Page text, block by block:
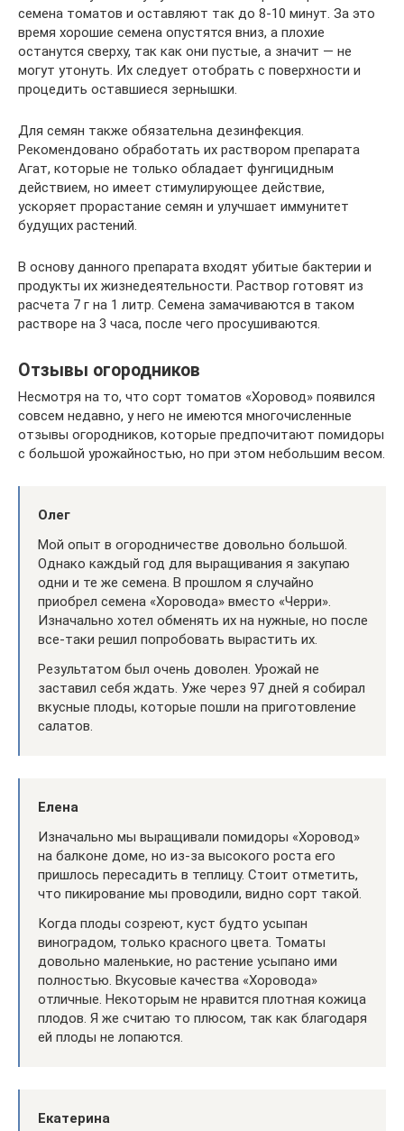
семена томатов и оставляют так до 8-10 минут. За это
время хорошие семена опустятся вниз, а плохие
останутся сверху, так как они пустые, а значит — не
могут утонуть. Их следует отобрать с поверхности и
процедить оставшиеся зернышки.
Для семян также обязательна дезинфекция.
Рекомендовано обработать их раствором препарата
Агат, которые не только обладает фунгицидным
действием, но имеет стимулирующее действие,
ускоряет прорастание семян и улучшает иммунитет
будущих растений.
В основу данного препарата входят убитые бактерии и
продукты их жизнедеятельности. Раствор готовят из
расчета 7 г на 1 литр. Семена замачиваются в таком
растворе на 3 часа, после чего просушиваются.
Отзывы огородников
Несмотря на то, что сорт томатов «Хоровод» появился
совсем недавно, у него не имеются многочисленные
отзывы огородников, которые предпочитают помидоры
с большой урожайностью, но при этом небольшим весом.
Олег
Мой опыт в огородничестве довольно большой.
Однако каждый год для выращивания я закупаю
одни и те же семена. В прошлом я случайно
приобрел семена «Хоровода» вместо «Черри».
Изначально хотел обменять их на нужные, но после
все-таки решил попробовать вырастить их.
Результатом был очень доволен. Урожай не
заставил себя ждать. Уже через 97 дней я собирал
вкусные плоды, которые пошли на приготовление
салатов.
Елена
Изначально мы выращивали помидоры «Хоровод»
на балконе доме, но из-за высокого роста его
пришлось пересадить в теплицу. Стоит отметить,
что пикирование мы проводили, видно сорт такой.
Когда плоды созреют, куст будто усыпан
виноградом, только красного цвета. Томаты
довольно маленькие, но растение усыпано ими
полностью. Вкусовые качества «Хоровода»
отличные. Некоторым не нравится плотная кожица
плодов. Я же считаю то плюсом, так как благодаря
ей плоды не лопаются.
Екатерина